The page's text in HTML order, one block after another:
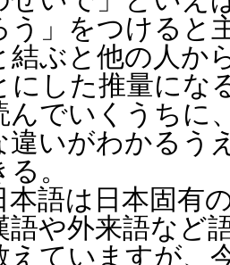
う」をつける
結ぶと他の人か
にした推量にな
んでいくうちに
違いがわかるう
。
語は日本固有
語や外来語など
えていますが、